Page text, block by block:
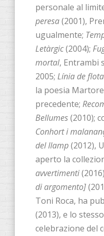
personale al
peresa(2001),
ugualmente;
Letàrgic(2004);
mortal, Entrambi
2005; Línia de
la poesia
precedente;
Bellumes(2010);
Conhort i
del llamp(2012),
aperto la
avvertimenti
di argomento]
Toni Roca, ha
(2013), e lo
celebrazione del